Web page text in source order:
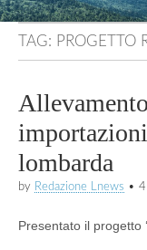
TAG: PROGETTO
lombarda
by Redazione Lnews •
Presentato il progetto